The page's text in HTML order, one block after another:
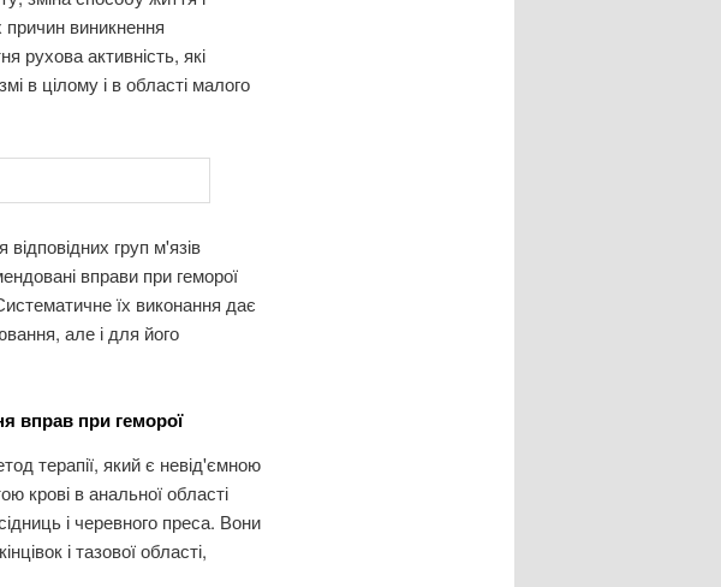
причин виникнення
рухова активність, які
в цілому і в області малого
груп м'язів
вправи при геморої
їх виконання дає
але і для його
вправ при геморої
терапії, який є невід'ємною
крові в анальної області
і черевного преса. Вони
і тазової області,